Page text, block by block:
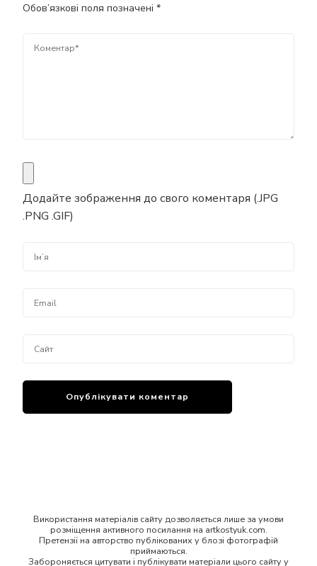
Обов’язкові поля позначені *
Додайте зображення до свого коментаря (.JPG
.PNG .GIF)
Використання матеріалів сайту дозволяється лише за умови
розміщення активного посилання на artkostyuk.com.
Претензії на авторство публікованих у блозі фотографій
приймаються.
Забороняється цитувати і публікувати матеріали цього сайту у